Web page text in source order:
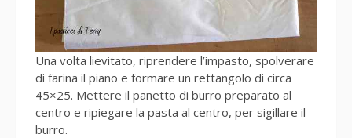
Una volta lievitato, riprendere l’impasto, spolverare
di farina il piano e formare un rettangolo di circa
45×25. Mettere il panetto di burro preparato al
centro e ripiegare la pasta al centro, per sigillare il
burro.